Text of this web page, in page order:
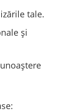
tale.
și